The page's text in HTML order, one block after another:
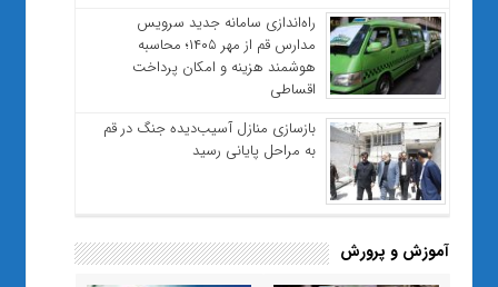
راه‌اندازی سامانه جدید سرویس
مدارس قم از مهر ۱۴۰۵؛ محاسبه
هوشمند هزینه و امکان پرداخت
اقساطی
بازسازی منازل آسیب‌دیده جنگ در قم
به مراحل پایانی رسید
آموزش و پرورش